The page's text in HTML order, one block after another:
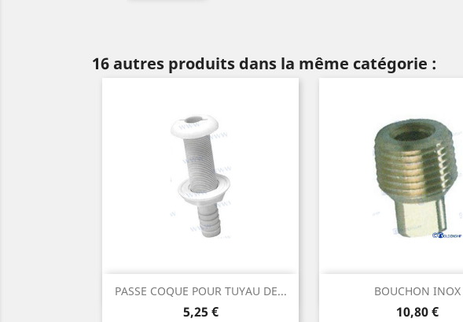
16 autres produits dans la même catégorie :
PASSE COQUE POUR TUYAU DE...
Prix
5,25 €
Aperçu rapide BOUCHON INOX
Prix
10,80 €
Aperçu rapide